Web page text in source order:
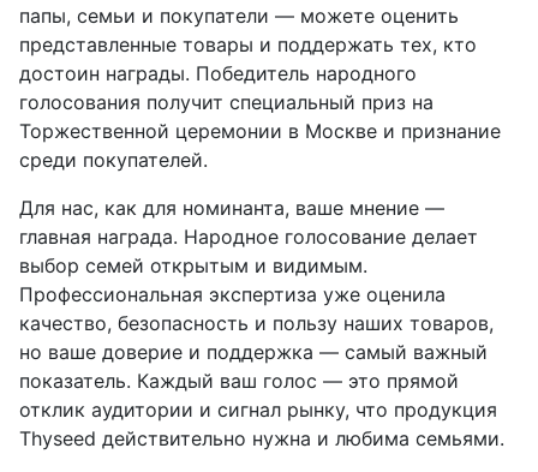
папы, семьи и покупатели — можете оценить
представленные товары и поддержать тех, кто
достоин награды. Победитель народного
голосования получит специальный приз на
Торжественной церемонии в Москве и признание
среди покупателей.
Для нас, как для номинанта, ваше мнение —
главная награда. Народное голосование делает
выбор семей открытым и видимым.
Профессиональная экспертиза уже оценила
качество, безопасность и пользу наших товаров,
но ваше доверие и поддержка — самый важный
показатель. Каждый ваш голос — это прямой
отклик аудитории и сигнал рынку, что продукция
Thyseed действительно нужна и любима семьями.